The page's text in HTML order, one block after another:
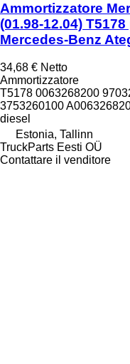
Ammortizzatore
(01.98-12.04)
Mercedes-Benz
34,68 € Netto
Ammortizzatore
T5178 0063268200
3753260100
diesel
Estonia, Tallinn
TruckParts Eesti OÜ
Contattare il venditore